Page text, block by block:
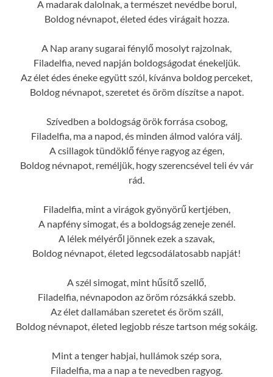
A madarak dalolnak, a természet nevédbe borul,
Boldog névnapot, életed édes virágait hozza.
A Nap arany sugarai fénylő mosolyt rajzolnak,
Filadelfia, neved napján boldogságodat énekeljük.
Az élet édes éneke együtt szól, kívánva boldog perceket,
Boldog névnapot, szeretet és öröm díszítse a napot.
Szívedben a boldogság örök forrása csobog,
Filadelfia, ma a napod, és minden álmod valóra válj.
A csillagok tündöklő fénye ragyog az égen,
Boldog névnapot, reméljük, hogy szerencsével teli év vár
rád.
Filadelfia, mint a virágok gyönyörű kertjében,
A napfény simogat, és a boldogság zeneje zenél.
A lélek mélyéről jönnek ezek a szavak,
Boldog névnapot, életed legcsodálatosabb napját!
A szél simogat, mint hűsítő szellő,
Filadelfia, névnapodon az öröm rózsákká szebb.
Az élet dallamában szeretet és öröm száll,
Boldog névnapot, életed legjobb része tartson még sokáig.
Mint a tenger habjai, hullámok szép sora,
Filadelfia, ma a nap a te nevedben ragyog.